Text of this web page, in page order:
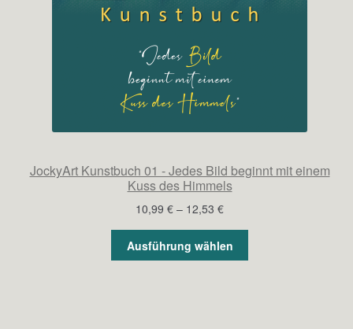
JockyArt Kunstbuch 01 - Jedes Bild beginnt mit einem
Kuss des Himmels
10,99 € – 12,53 €Preisspanne:
bis
12,53 €
Ausführung wählen